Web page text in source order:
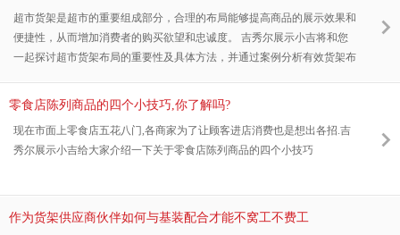
超市货架是超市的重要组成部分，合理的布局能够提高商品的展示效果和
便捷性，从而增加消费者的购买欲望和忠诚度。 吉秀尔展示小吉将和您
一起探讨超市货架布局的重要性及具体方法，并通过案例分析有效货架布
零食店陈列商品的四个小技巧,你了解吗?
现在市面上零食店五花八门,各商家为了让顾客进店消费也是想出各招.吉
秀尔展示小吉给大家介绍一下关于零食店陈列商品的四个小技巧
作为货架供应商伙伴如何与基装配合才能不窝工不费工